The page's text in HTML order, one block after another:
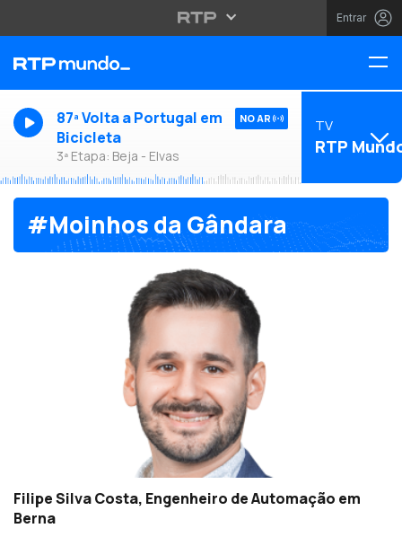
Entrar
87ª Volta a Portugal em
Bicicleta
3ª Etapa: Beja - Elvas
NO AR TV
RTP
#Moinhos da Gândara
Filipe Silva Costa, Engenheiro de Automação em
Berna